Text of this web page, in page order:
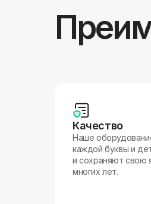
Качество
Наше
каждой буквы и
и сохраняют свою
многих лет.